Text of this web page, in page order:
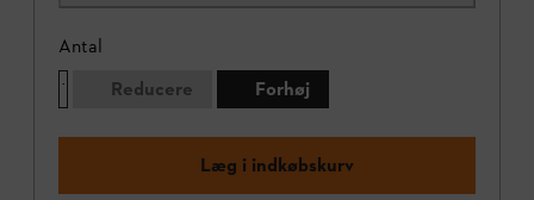
Antal
Reducere
Forhøj
Læg i indkøbskurv